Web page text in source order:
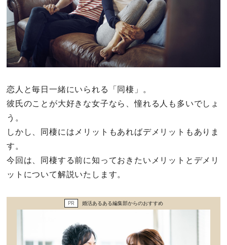
仕事とキャリア
特集
ファッション・美容
グルメ
趣味・旅行
不倫・だめ男
恋人と毎日一緒にいられる「同棲」。
彼氏のことが大好きな女子なら、憧れる人も多いでしょ
う。
しかし、同棲にはメリットもあればデメリットもありま
す。
今回は、同棲する前に知っておきたいメリットとデメリ
ットについて解説いたします。
PR 婚活あるある編集部からのおすすめ